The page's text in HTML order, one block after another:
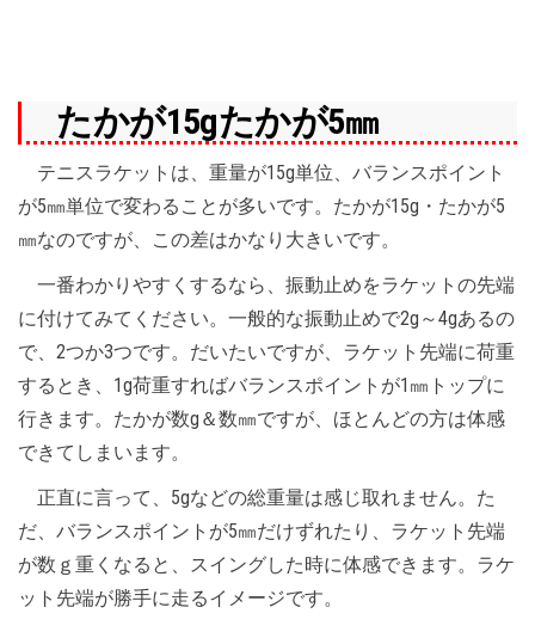
たかが15gたかが5㎜
テニスラケットは、重量が15g単位、バランスポイント
が5㎜単位で変わることが多いです。たかが15g・たかが5
㎜なのですが、この差はかなり大きいです。
一番わかりやすくするなら、振動止めをラケットの先端
に付けてみてください。一般的な振動止めで2g～4gあるの
で、2つか3つです。だいたいですが、ラケット先端に荷重
するとき、1g荷重すればバランスポイントが1㎜トップに
行きます。たかが数g＆数㎜ですが、ほとんどの方は体感
できてしまいます。
正直に言って、5gなどの総重量は感じ取れません。た
だ、バランスポイントが5㎜だけずれたり、ラケット先端
が数ｇ重くなると、スイングした時に体感できます。ラケ
ット先端が勝手に走るイメージです。